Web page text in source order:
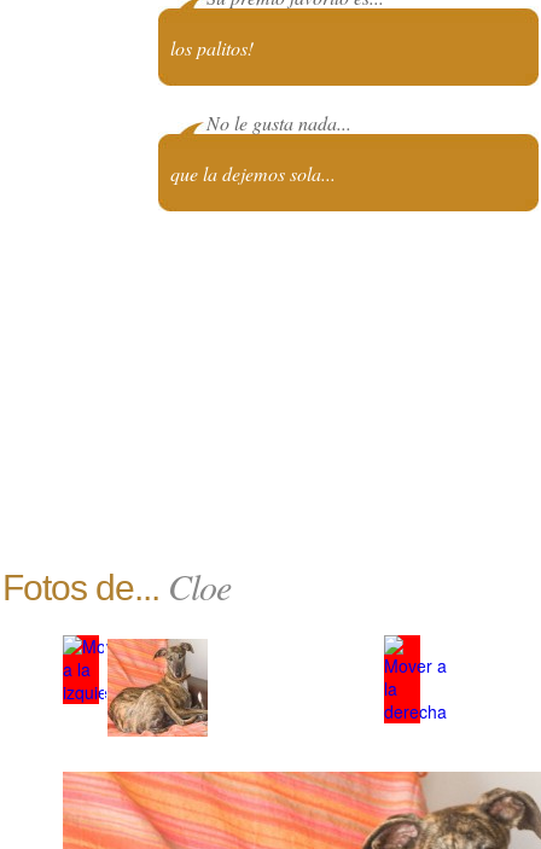
los palitos!
No le gusta nada...
que la dejemos sola...
Fotos de... Cloe